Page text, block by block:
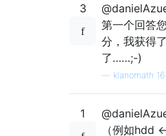
3
第一个回答
分，我获得
了……;-)
klanomath
1
（例如hdd